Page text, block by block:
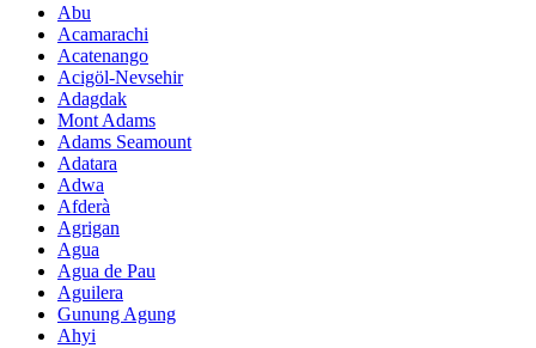
Abu
Acamarachi
Acatenango
Acigöl-Nevsehir
Adagdak
Mont Adams
Adams Seamount
Adatara
Adwa
Afderà
Agrigan
Agua
Agua de Pau
Aguilera
Gunung Agung
Ahyi